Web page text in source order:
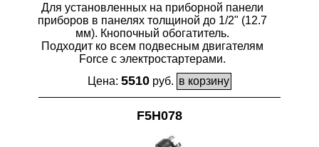
Для установленных на приборной панели
приборов в панелях толщиной до 1/2" (12.7
мм). Кнопочный обогатитель.
Подходит ко всем подвесным двигателям
Force с электростартерами.
Цена: 5510 руб.
F5H078